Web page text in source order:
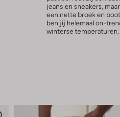
jeans en sneakers,
een nette broek en
ben jij helemaal on-
winterse temperaturen.